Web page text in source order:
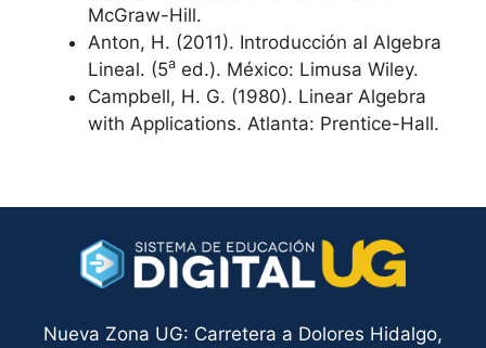
McGraw-Hill.
Anton, H. (2011). Introducción al Algebra
Lineal. (5a ed.). México: Limusa Wiley.
Campbell, H. G. (1980). Linear Algebra
with Applications. Atlanta: Prentice-Hall.
Nueva Zona UG: Carretera a Dolores Hidalgo,